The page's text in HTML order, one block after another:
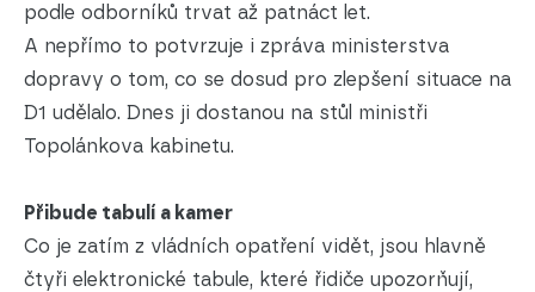
podle odborníků trvat až patnáct let.
A nepřímo to potvrzuje i zpráva ministerstva
dopravy o tom, co se dosud pro zlepšení situace na
D1 udělalo. Dnes ji dostanou na stůl ministři
Topolánkova kabinetu.
Přibude tabulí a kamer
Co je zatím z vládních opatření vidět, jsou hlavně
čtyři elektronické tabule, které řidiče upozorňují,